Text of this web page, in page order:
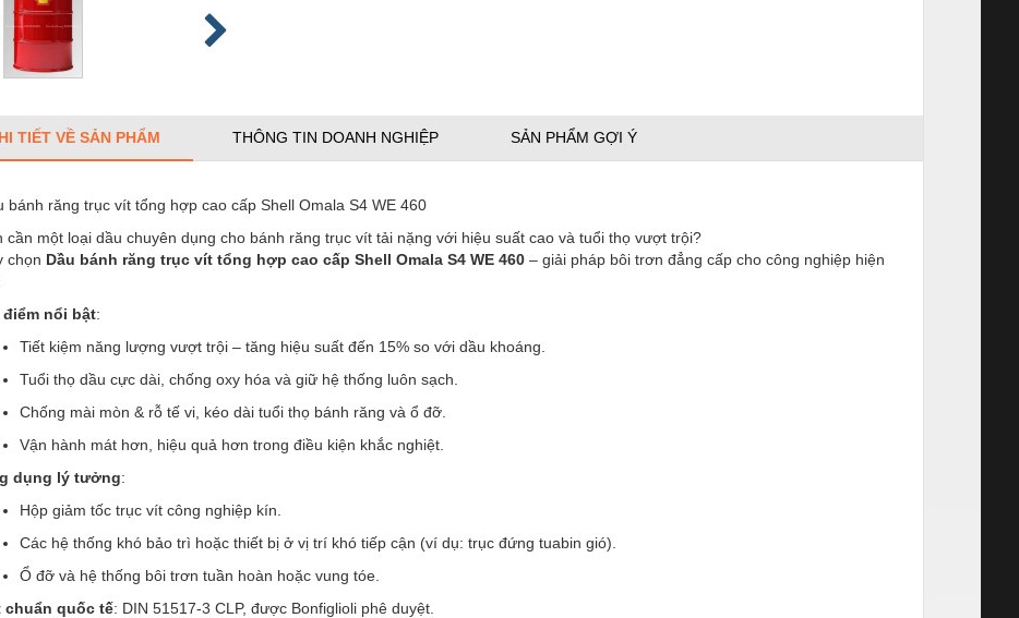
TIẾT VỀ SẢN PHẨM THÔNG TIN DOANH NGHIỆP SẢN PHẨM GỢI Ý
bánh răng trục vít tổng hợp cao cấp Shell Omala S4 WE 460
cần một loại dầu chuyên dụng cho bánh răng trục vít tải nặng với hiệu suất cao và tuổi thọ vượt trội?
chọn Dầu bánh răng trục vít tổng hợp cao cấp Shell Omala S4 WE 460 – giải pháp bôi trơn đẳng cấp cho công nghiệp hiện
nổi bật:
Tiết kiệm năng lượng vượt trội – tăng hiệu suất đến 15% so với dầu khoáng.
Tuổi thọ dầu cực dài, chống oxy hóa và giữ hệ thống luôn sạch.
Chống mài mòn & rỗ tế vi, kéo dài tuổi thọ bánh răng và ổ đỡ.
Vận hành mát hơn, hiệu quả hơn trong điều kiện khắc nghiệt.
dụng lý tưởng:
Hộp giảm tốc trục vít công nghiệp kín.
Các hệ thống khó bảo trì hoặc thiết bị ở vị trí khó tiếp cận (ví dụ: trục đứng tuabin gió).
Ổ đỡ và hệ thống bôi trơn tuần hoàn hoặc vung tóe.
chuẩn quốc tế: DIN 51517-3 CLP, được Bonfiglioli phê duyệt.